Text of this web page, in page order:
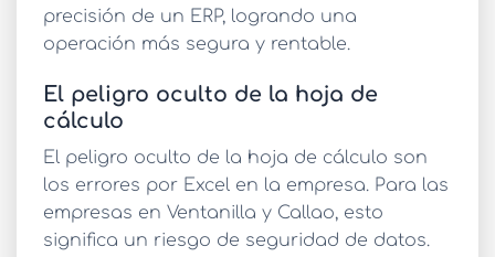
precisión de un ERP, logrando una
operación más segura y rentable.
El peligro oculto de la hoja de
cálculo
El peligro oculto de la hoja de cálculo son
los errores por Excel en la empresa. Para las
empresas en Ventanilla y Callao, esto
significa un riesgo de seguridad de datos.